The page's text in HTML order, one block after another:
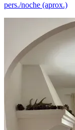
pers./noche (aprox.)